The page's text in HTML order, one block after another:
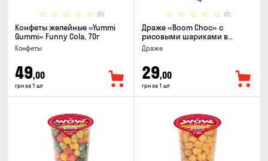
(0)
Конфеты желейные «Yummi
Gummi» Funny Cola, 70г
Конфеты
49,00
грн за 1 шт
(0)
Драже «Boom Choc» с
рисовыми шариками в
молочном шоколаде, 30г
Драже
29,00
грн за 1 шт